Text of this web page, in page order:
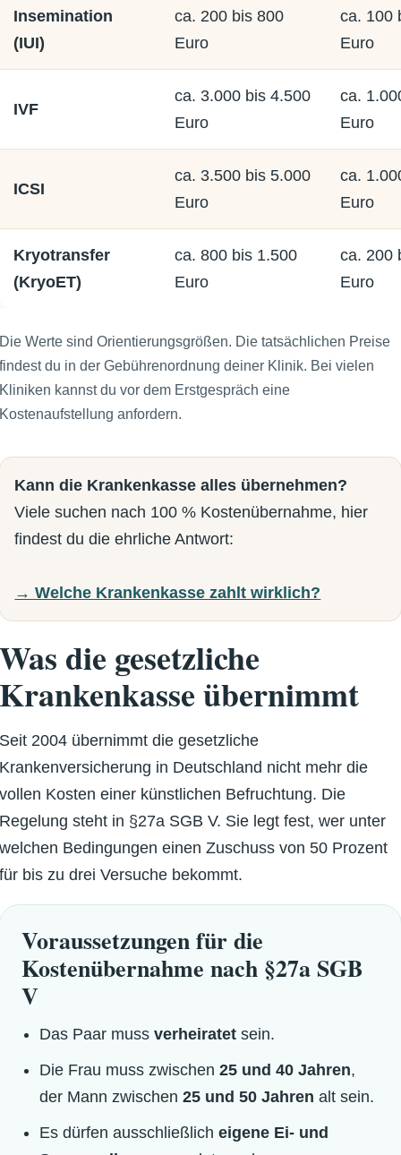
Insemination
(IUI)
ca. 200 bis 800
Euro
ca. 100
Euro
IVF
ca. 3.000 bis 4.500
Euro
ca.
Euro
ICSI
ca. 3.500 bis 5.000
Euro
ca.
Euro
Kryotransfer
(KryoET)
ca. 800 bis 1.500
Euro
ca. 200
Euro
Die Werte sind Orientierungsgrößen. Die tatsächlichen Preise
findest du in der Gebührenordnung deiner Klinik. Bei vielen
Kliniken kannst du vor dem Erstgespräch eine
Kostenaufstellung anfordern.
Kann die Krankenkasse alles übernehmen?
Viele suchen nach 100 % Kostenübernahme, hier
findest du die ehrliche Antwort:
→ Welche Krankenkasse zahlt wirklich?
Was die gesetzliche
Krankenkasse übernimmt
Seit 2004 übernimmt die gesetzliche
Krankenversicherung in Deutschland nicht mehr die
vollen Kosten einer künstlichen Befruchtung. Die
Regelung steht in §27a SGB V. Sie legt fest, wer unter
welchen Bedingungen einen Zuschuss von 50 Prozent
für bis zu drei Versuche bekommt.
Voraussetzungen für die
Kostenübernahme nach §27a SGB
V
Das Paar mussverheiratet sein.
Die Frau muss zwischen25 und 40 Jahren,
der Mann zwischen25 und 50 Jahren alt sein.
Es dürfen ausschließlicheigene Ei- und